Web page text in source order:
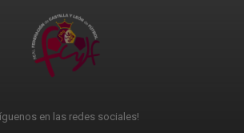
en las redes sociales!